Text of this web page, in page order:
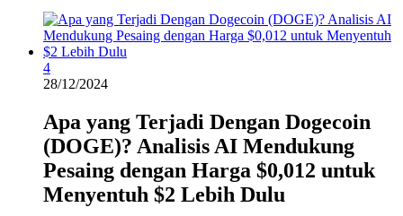
4
28/12/2024
Apa yang Terjadi Dengan Dogecoin
(DOGE)? Analisis AI Mendukung
Pesaing dengan Harga $0,012 untuk
Menyentuh $2 Lebih Dulu